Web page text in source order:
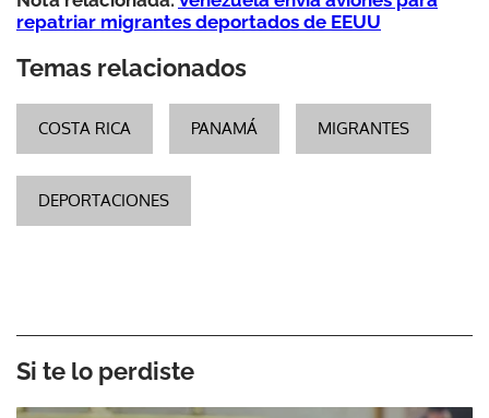
repatriar migrantes deportados de EEUU
Temas relacionados
COSTA RICA PANAMÁ MIGRANTES
DEPORTACIONES
Si te lo perdiste